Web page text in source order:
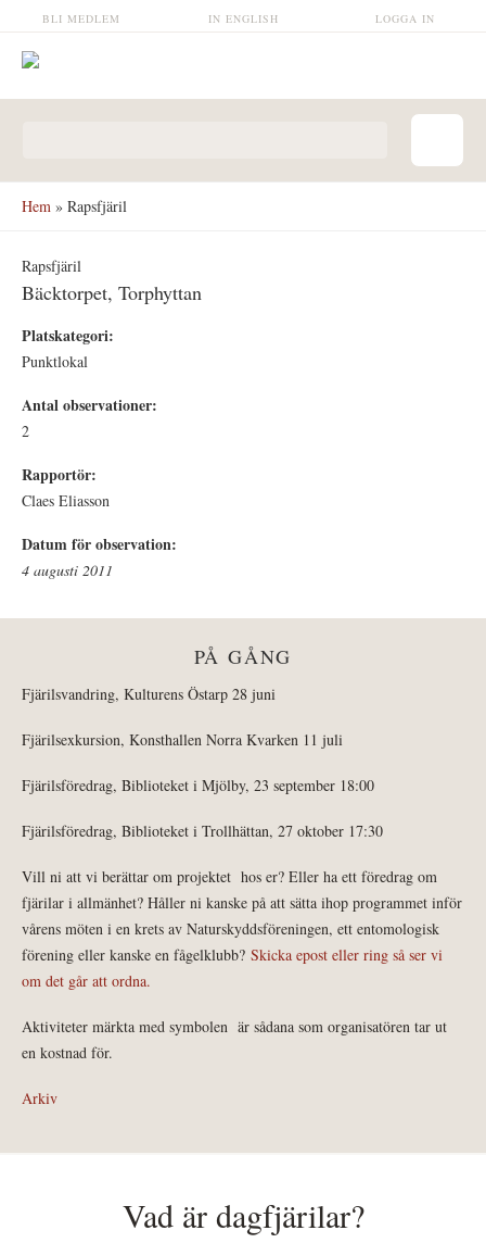
Hoppa till huvudinnehåll LOGGA IN
IN ENGLISH
BLI MEDLEM
Hem » Rapsfjäril
Rapsfjäril
Bäcktorpet, Torphyttan
Platskategori:
Punktlokal
Antal observationer:
2
Rapportör:
Claes Eliasson
Datum för observation:
4 augusti 2011
PÅ GÅNG
Fjärilsvandring, Kulturens Östarp 28 juni
Fjärilsexkursion, Konsthallen Norra Kvarken 11 juli
Fjärilsföredrag, Biblioteket i Mjölby, 23 september 18:00
Fjärilsföredrag, Biblioteket i Trollhättan, 27 oktober 17:30
Vill ni att vi berättar om projektet hos er? Eller ha ett föredrag om
fjärilar i allmänhet? Håller ni kanske på att sätta ihop programmet inför
vårens möten i en krets av Naturskyddsföreningen, ett entomologisk
förening eller kanske en fågelklubb? Skicka epost eller ring så ser vi
om det går att ordna.
Aktiviteter märkta med symbolen är sådana som organisatören tar ut
en kostnad för.
Arkiv
Vad är dagfjärilar?